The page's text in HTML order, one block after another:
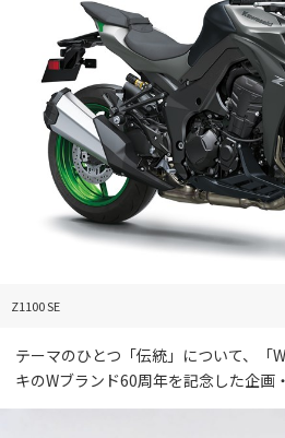
Z1100 SE
テーマのひとつ「伝統」について、「
キのWブランド60周年を記念した企画